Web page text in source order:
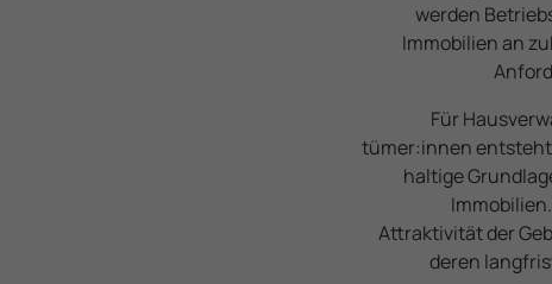
werden
Immobilien an
Für
tümer:innen
haltige
Attraktivität der
deren